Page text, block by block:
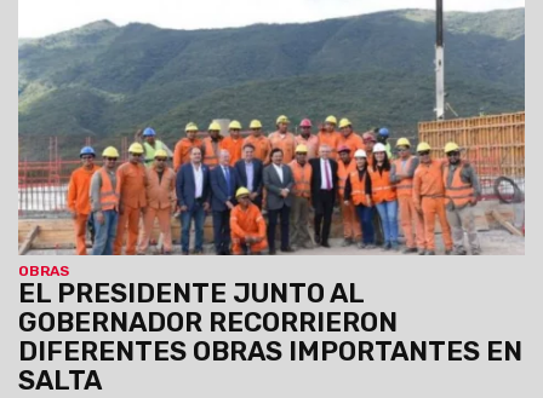
OBRAS
EL PRESIDENTE JUNTO AL
GOBERNADOR RECORRIERON
DIFERENTES OBRAS IMPORTANTES EN
SALTA
optimización de la planta depuradora sur, que beneficiará a
800 mil salteños de Capital y de municipios ubicados en el
recorrido del río Arenales. También estuvieron en el complejo
Casa Activa del barrio Pereyra Rozas, destinado a adultos
mayores.